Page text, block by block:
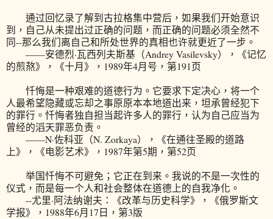
通过回忆录了解到古拉格集中营后，如果我们开始意识
到，自己从未提出过正确的问题，而正确的问题必须全然不
同--那么我们离自己和所处世界的真相也许就更近了一步。
——安德烈·瓦西列夫斯基（Andrey Vasilevsky），《记忆
的煎熬》，《十月》，1989年4月号，第191页
忏悔是一种艰难的道德行为。它要求下定决心，将一个
人最希望隐藏或忘却之事原原本本地道出来，坦承曾经犯下
的罪行。忏悔者独自担当起许多人的罪行，认为自己应当为
曾经的滔天罪恶负责。
——N·佐科亚（N. Zorkaya），《在通往圣殿的道路
上》，《电影艺术》，1987年第5期，第52页
举国忏悔不可避免；它正在到来。我说的不是一次性的
仪式，而是每一个人和社会整体在道德上的自我净化。
--尤里·阿法纳谢夫：《改革与历史科学》，《俄罗斯文
学报》，1988年6月17日，第3版